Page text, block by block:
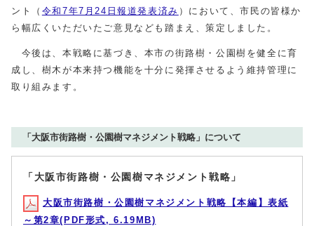
ント（ 令和7年7月24日報道発表済み ）において、市民の皆様か
ら幅広くいただいたご意見なども踏まえ、策定しました。
今後は、本戦略に基づき、本市の街路樹・公園樹を健全に育
成し、樹木が本来持つ機能を十分に発揮させるよう維持管理に
取り組みます。
「大阪市街路樹・公園樹マネジメント戦略」について
「大阪市街路樹・公園樹マネジメント戦略」
大阪市街路樹・公園樹マネジメント戦略【本編】表紙
～第2章(PDF形式, 6.19MB)